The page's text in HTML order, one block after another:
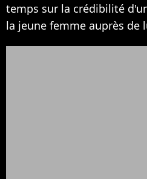
temps sur la crédibilité
la jeune femme auprès de